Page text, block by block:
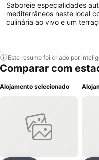
Saboreie especialidades
mediterrâneos neste local
culinária ao vivo e um
Este resumo foi criado por
Comparar com
Alojamento selecionado